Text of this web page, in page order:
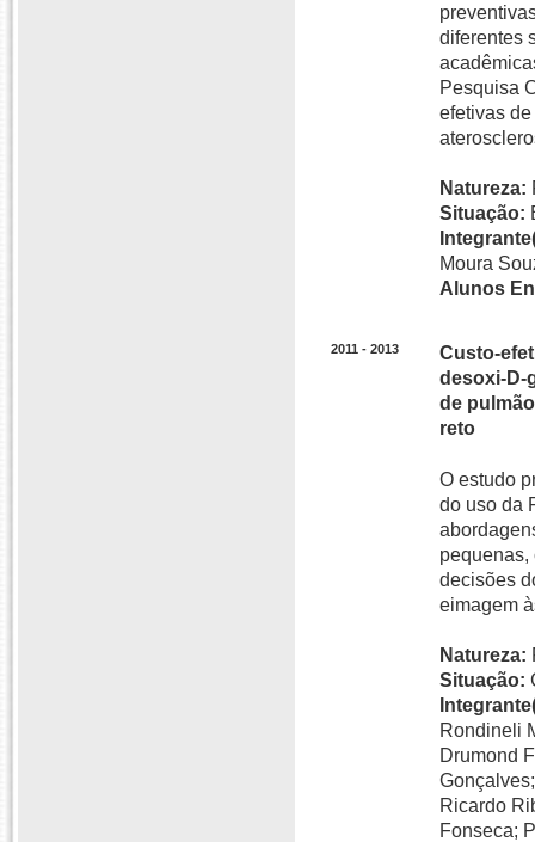
diferentes
Pesquisa
efetivas
Natureza:
Situação:
Moura
Alunos
2011 - 2013
Custo-
desoxi-D-
de
reto
O estudo
do uso da
pequenas,
decisões
eimagem
Natureza:
Situação:
Rondineli
Drumond
Ricardo
Fonseca;